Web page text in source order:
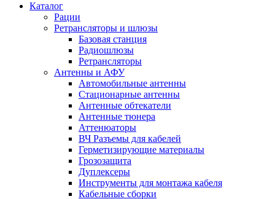
Каталог
Рации
Ретрансляторы и шлюзы
Базовая станция
Радиошлюзы
Ретрансляторы
Антенны и АФУ
Автомобильные антенны
Стационарные антенны
Антенные обтекатели
Антенные тюнера
Аттенюаторы
ВЧ Разъемы для кабелей
Герметизирующие материалы
Грозозащита
Дуплексеры
Инструменты для монтажа кабеля
Кабельные сборки